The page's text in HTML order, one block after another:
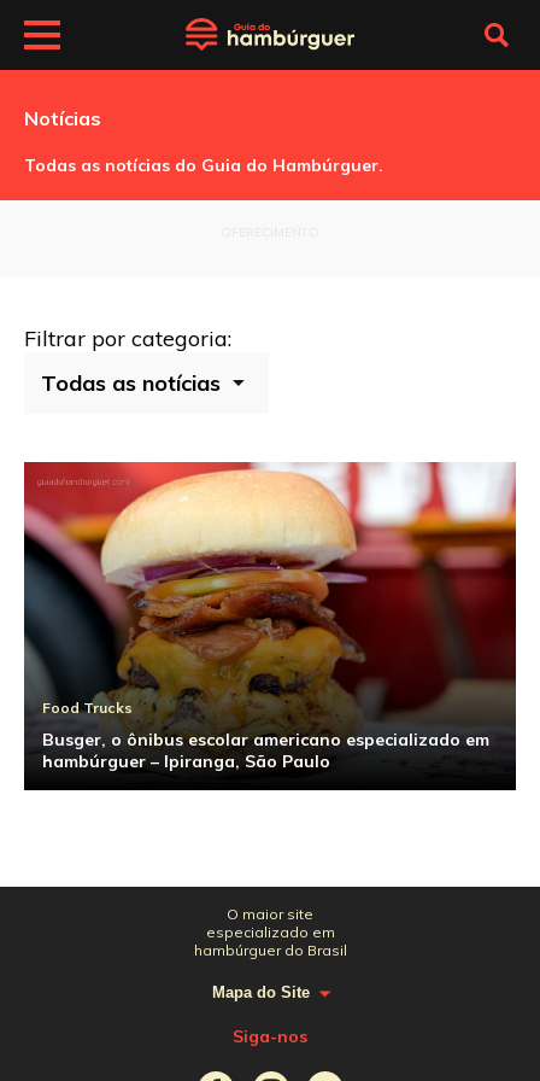
Notícias
Todas as notícias do Guia do Hambúrguer.
Filtrar por categoria:
Food Trucks
Busger, o ônibus escolar americano especializado em
hambúrguer – Ipiranga, São Paulo
O maior site
especializado em
hambúrguer do Brasil
Mapa do Site
Siga-nos